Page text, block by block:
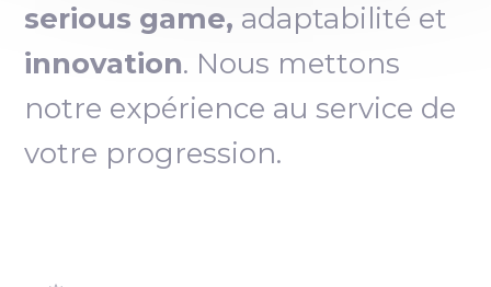
serious game, adaptabilité et
innovation. Nous mettons
notre expérience au service de
votre progression.